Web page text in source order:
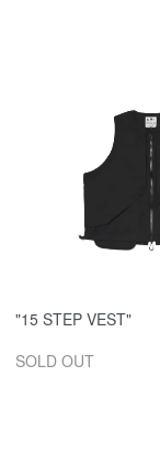
"15 STEP VEST"
SOLD OUT